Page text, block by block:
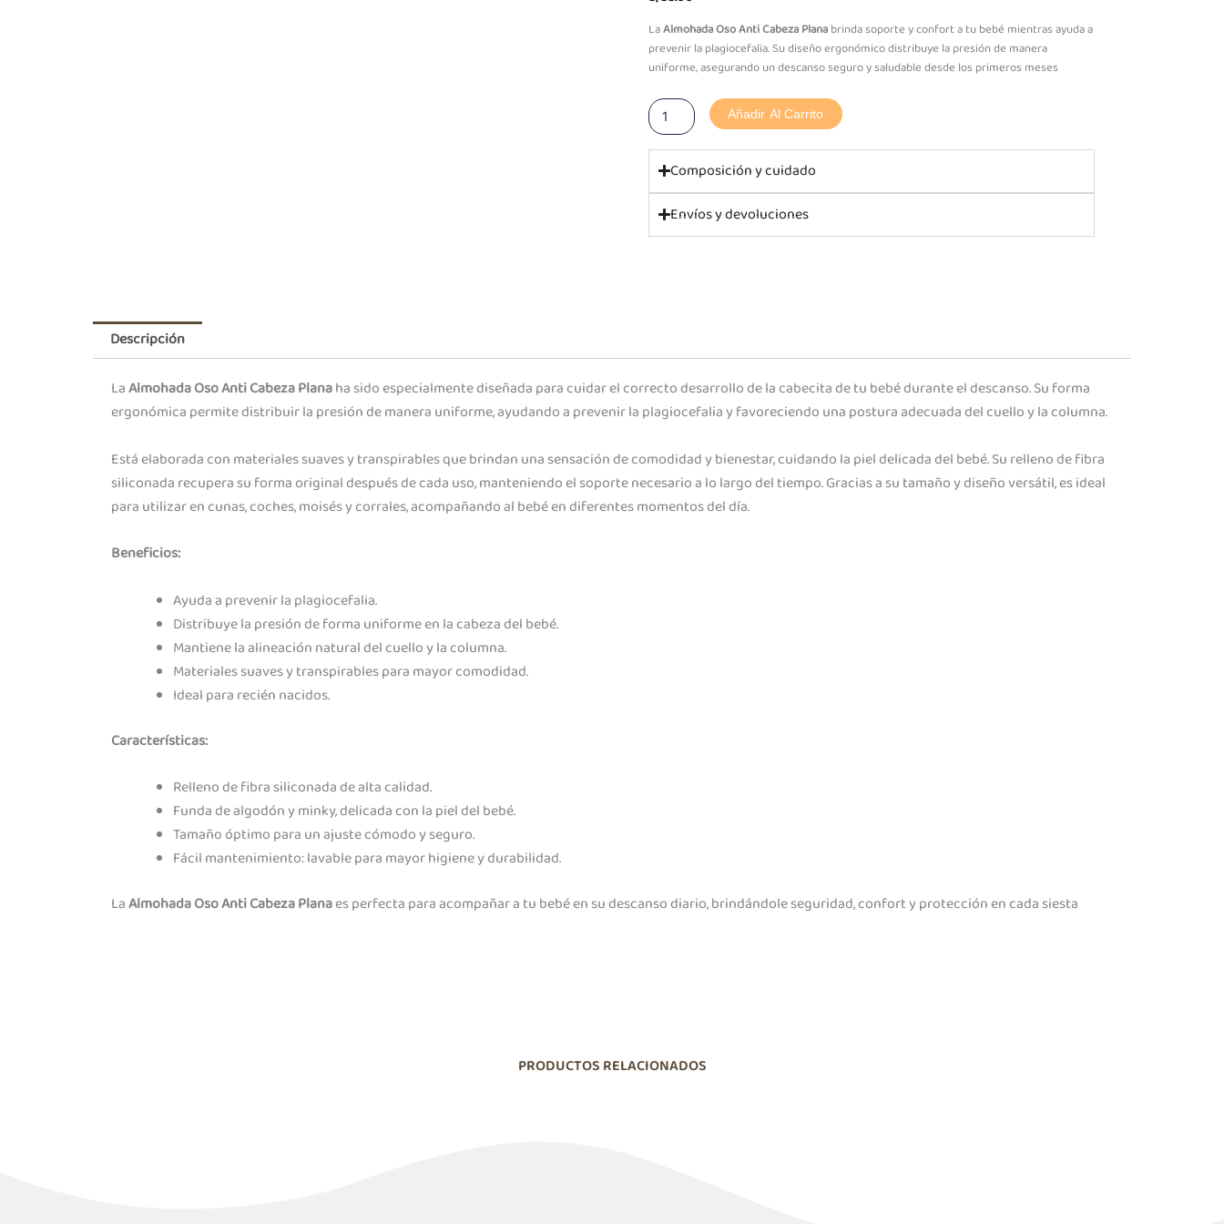
LaAlmohada Oso Anti Cabeza Planabrinda soporte y confort a tu bebé mientras ayuda a
prevenir la plagiocefalia. Su diseño ergonómico distribuye la presión de manera
uniforme, asegurando un descanso seguro y saludable desde los primeros meses
Almohada
Oso
Cabeza
Plana
–
Verde
Cemento
Añadir Al Carrito
Composición y cuidado
Envíos y devoluciones
Descripción
LaAlmohada Oso Anti Cabeza Planaha sido especialmente diseñada para cuidar el correcto desarrollo de la cabecita de tu bebé durante el descanso. Su forma
ergonómica permite distribuir la presión de manera uniforme, ayudando a prevenir la plagiocefalia y favoreciendo una postura adecuada del cuello y la columna.
Está elaborada con materiales suaves y transpirables que brindan una sensación de comodidad y bienestar, cuidando la piel delicada del bebé. Su relleno de fibra
siliconada recupera su forma original después de cada uso, manteniendo el soporte necesario a lo largo del tiempo. Gracias a su tamaño y diseño versátil, es ideal
para utilizar en cunas, coches, moisés y corrales, acompañando al bebé en diferentes momentos del día.
Beneficios:
Ayuda a prevenir la plagiocefalia.
Distribuye la presión de forma uniforme en la cabeza del bebé.
Mantiene la alineación natural del cuello y la columna.
Materiales suaves y transpirables para mayor comodidad.
Ideal para recién nacidos.
Características:
Relleno de fibra siliconada de alta calidad.
Funda de algodón y minky, delicada con la piel del bebé.
Tamaño óptimo para un ajuste cómodo y seguro.
Fácil mantenimiento: lavable para mayor higiene y durabilidad.
LaAlmohada Oso Anti Cabeza Planaes perfecta para acompañar a tu bebé en su descanso diario, brindándole seguridad, confort y protección en cada siesta
PRODUCTOS RELACIONADOS